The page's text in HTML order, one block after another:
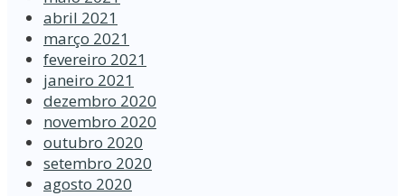
abril 2021
março 2021
fevereiro 2021
janeiro 2021
dezembro 2020
novembro 2020
outubro 2020
setembro 2020
agosto 2020